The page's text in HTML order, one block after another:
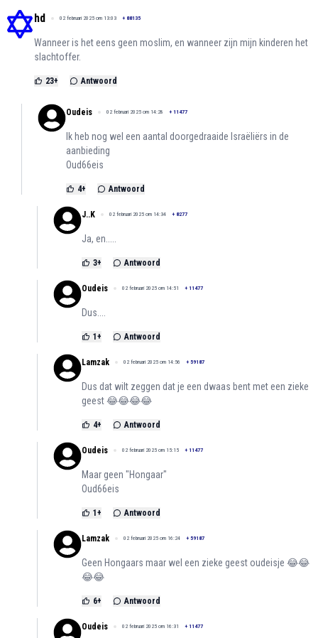
hd 02 februari 2025 om 13:03 + 88135
Wanneer is het eens geen moslim, en wanneer zijn mijn kinderen het
slachtoffer.
23+ Antwoord
Oudeis 02 februari 2025 om 14:28 + 11477
Ik heb nog wel een aantal doorgedraaide Israëliërs in de
aanbieding
Oud66eis
4+ Antwoord
J..K 02 februari 2025 om 14:34 + 8277
Ja, en.....
3+ Antwoord
Oudeis 02 februari 2025 om 14:51 + 11477
Dus....
1+ Antwoord
Lamzak 02 februari 2025 om 14:56 + 59187
Dus dat wilt zeggen dat je een dwaas bent met een zieke
geest 😂😂😂😂
4+ Antwoord
Oudeis 02 februari 2025 om 15:15 + 11477
Maar geen "Hongaar"
Oud66eis
1+ Antwoord
Lamzak 02 februari 2025 om 16:24 + 59187
Geen Hongaars maar wel een zieke geest oudeisje 😂😂
😂😂
6+ Antwoord
Oudeis 02 februari 2025 om 16:31 + 11477